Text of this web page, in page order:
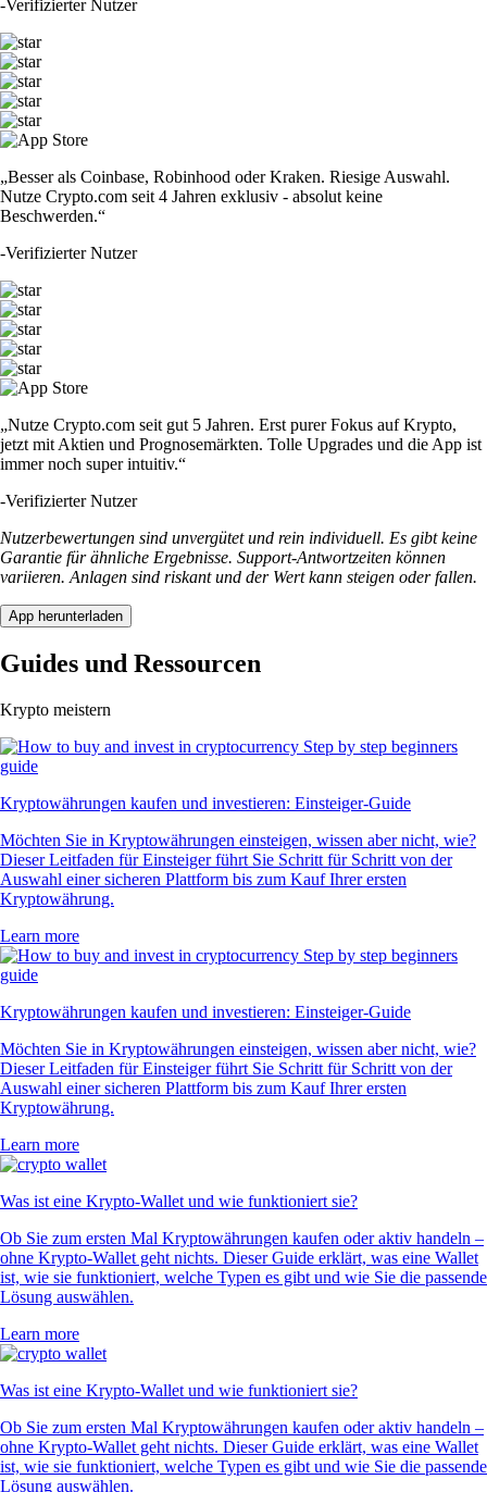
-Verifizierter Nutzer
„Besser als Coinbase, Robinhood oder Kraken. Riesige Auswahl.
Nutze Crypto.com seit 4 Jahren exklusiv - absolut keine
Beschwerden.“
-Verifizierter Nutzer
„Nutze Crypto.com seit gut 5 Jahren. Erst purer Fokus auf Krypto,
jetzt mit Aktien und Prognosemärkten. Tolle Upgrades und die App ist
immer noch super intuitiv.“
-Verifizierter Nutzer
Nutzerbewertungen sind unvergütet und rein individuell. Es gibt keine
Garantie für ähnliche Ergebnisse. Support-Antwortzeiten können
variieren. Anlagen sind riskant und der Wert kann steigen oder fallen.
App herunterladen
Guides und Ressourcen
Krypto meistern
Kryptowährungen kaufen und investieren: Einsteiger-Guide
Möchten Sie in Kryptowährungen einsteigen, wissen aber nicht, wie?
Dieser Leitfaden für Einsteiger führt Sie Schritt für Schritt von der
Auswahl einer sicheren Plattform bis zum Kauf Ihrer ersten
Kryptowährung.
Learn more
Kryptowährungen kaufen und investieren: Einsteiger-Guide
Möchten Sie in Kryptowährungen einsteigen, wissen aber nicht, wie?
Dieser Leitfaden für Einsteiger führt Sie Schritt für Schritt von der
Auswahl einer sicheren Plattform bis zum Kauf Ihrer ersten
Kryptowährung.
Learn more
Was ist eine Krypto-Wallet und wie funktioniert sie?
Ob Sie zum ersten Mal Kryptowährungen kaufen oder aktiv handeln –
ohne Krypto-Wallet geht nichts. Dieser Guide erklärt, was eine Wallet
ist, wie sie funktioniert, welche Typen es gibt und wie Sie die passende
Lösung auswählen.
Learn more
Was ist eine Krypto-Wallet und wie funktioniert sie?
Ob Sie zum ersten Mal Kryptowährungen kaufen oder aktiv handeln –
ohne Krypto-Wallet geht nichts. Dieser Guide erklärt, was eine Wallet
ist, wie sie funktioniert, welche Typen es gibt und wie Sie die passende
Lösung auswählen.